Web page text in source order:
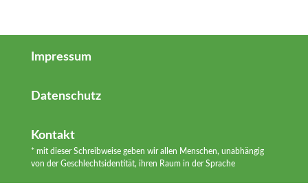
Impressum
Datenschutz
Kontakt
* mit dieser Schreibweise geben wir allen Menschen, unabhängig
von der Geschlechtsidentität, ihren Raum in der Sprache